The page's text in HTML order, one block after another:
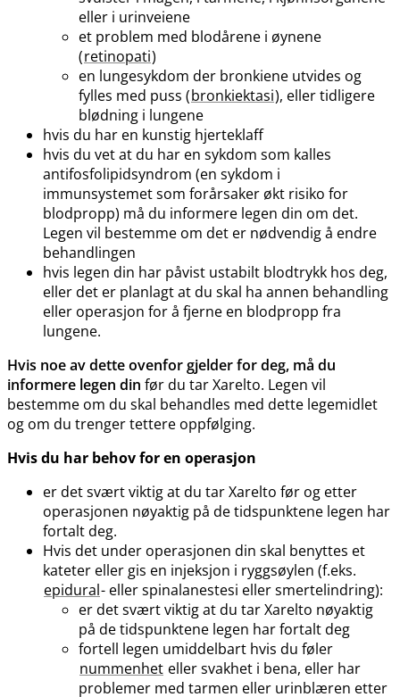
eller i urinveiene
et problem med blodårene i øynene
(retinopati)
en lungesykdom der bronkiene utvides og
fylles med puss (bronkiektasi), eller tidligere
blødning i lungene
hvis du har en kunstig hjerteklaff
hvis du vet at du har en sykdom som kalles
antifosfolipidsyndrom (en sykdom i
immunsystemet som forårsaker økt risiko for
blodpropp) må du informere legen din om det.
Legen vil bestemme om det er nødvendig å endre
behandlingen
hvis legen din har påvist ustabilt blodtrykk hos deg,
eller det er planlagt at du skal ha annen behandling
eller operasjon for å fjerne en blodpropp fra
lungene.
Hvis noe av dette ovenfor gjelder for deg, må du
informere legen din før du tar Xarelto. Legen vil
bestemme om du skal behandles med dette legemidlet
og om du trenger tettere oppfølging.
Hvis du har behov for en operasjon
er det svært viktig at du tar Xarelto før og etter
operasjonen nøyaktig på de tidspunktene legen har
fortalt deg.
Hvis det under operasjonen din skal benyttes et
kateter eller gis en injeksjon i ryggsøylen (f.eks.
epidural- eller spinalanestesi eller smertelindring):
er det svært viktig at du tar Xarelto nøyaktig
på de tidspunktene legen har fortalt deg
fortell legen umiddelbart hvis du føler
nummenhet eller svakhet i bena, eller har
problemer med tarmen eller urinblæren etter